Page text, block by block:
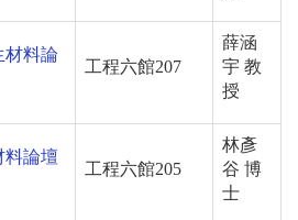
材料論
工程六館207
薛涵
宇 教
授
料論壇
工程六館205
林彥
谷 博
士